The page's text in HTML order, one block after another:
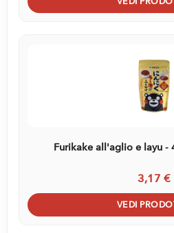
Furikake all'aglio e layu -
3,17 €
VEDI